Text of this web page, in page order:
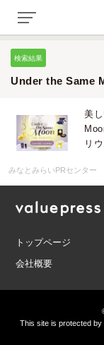
検索結果
Under the Same
美
リウ
みなとみらいPRセンター
トップページ
会社概要
This site is protected by